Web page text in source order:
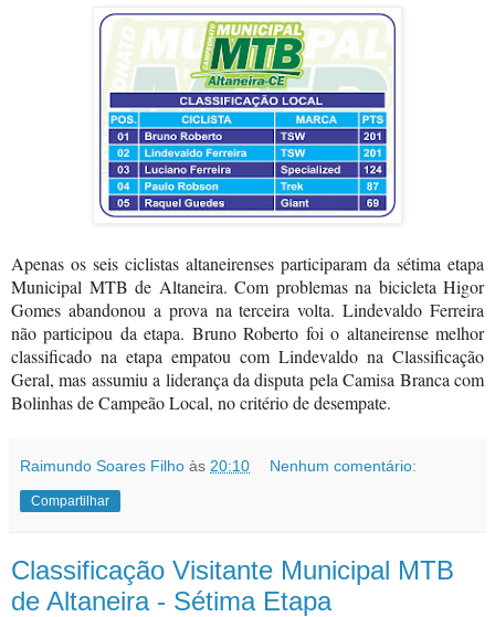
Apenas os seis ciclistas altaneirenses participaram da sétima etapa
Municipal MTB de Altaneira. Com problemas na bicicleta Higor
Gomes abandonou a prova na terceira volta. Lindevaldo Ferreira
não participou da etapa. Bruno Roberto foi o altaneirense melhor
classificado na etapa empatou com Lindevaldo na Classificação
Geral, mas assumiu a liderança da disputa pela Camisa Branca com
Bolinhas de Campeão Local, no critério de desempate.
Raimundo Soares Filho às 20:10 Nenhum comentário:
Compartilhar
Classificação Visitante Municipal MTB
de Altaneira - Sétima Etapa